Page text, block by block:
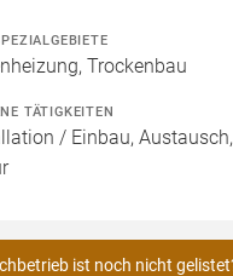
Trockenbau
TÄTIGKEITEN
/ Einbau,
ist noch nicht